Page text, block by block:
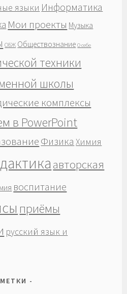
языки Информатика
Мои проекты Музыка
ОБЖ Обществознание О себе
техники
школы
комплексы
в PowerPoint
Физика Химия
авторская
воспитание
приёмы
русский язык и
МЕТКИ